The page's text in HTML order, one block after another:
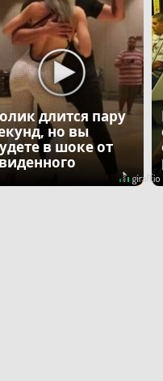
длится пару
но вы
в шоке от